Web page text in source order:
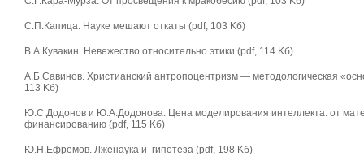
С.П.Капица. Науке мешают откаты (pdf, 103 Kб)
В.А.Кувакин. Невежество относительно этики (pdf, 114 Kб)
А.Б.Cавинов. Христианский антропоцентризм — методологическая
113 Kб)
Ю.С.Додонов и Ю.А.Додонова. Цена моделирования интеллекта: от
финансированию (pdf, 115 Kб)
Ю.Н.Ефремов. Лженаука и гипотеза (pdf, 198 Kб)